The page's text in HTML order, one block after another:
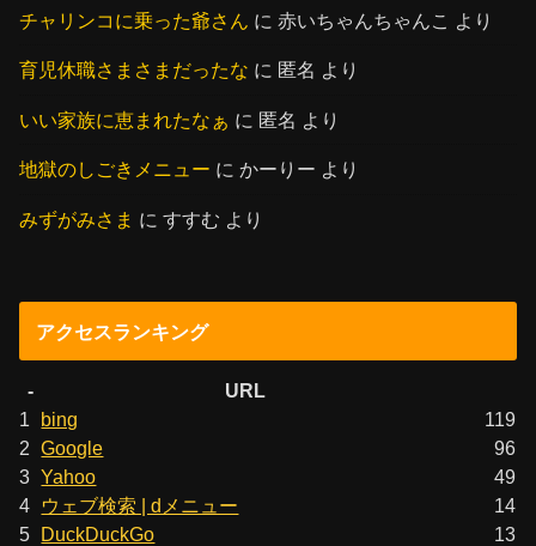
チャリンコに乗った爺さん に赤いちゃんちゃんこ より
育児休職さまさまだったな に 匿名 より
いい家族に恵まれたなぁ に 匿名 より
地獄のしごきメニュー にかーりー より
みずがみさま にすすむ より
アクセスランキング
-
URL
1
bing
119
2 Google
96
3 Yahoo
49
4
ウェブ検索 | dメニュー
14
5 DuckDuckGo
13